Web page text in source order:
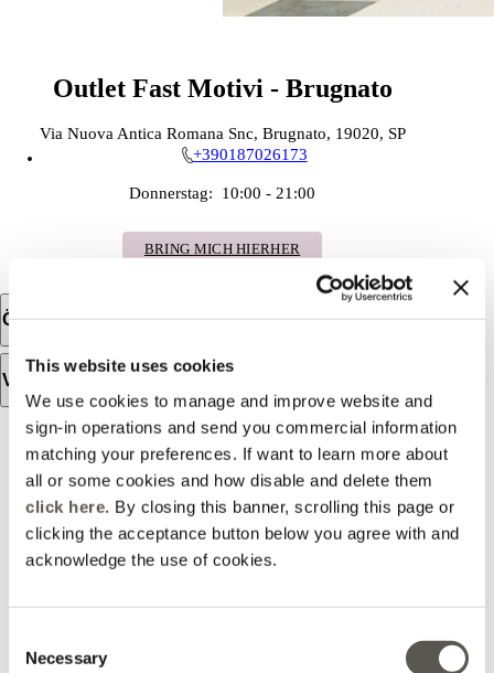
This website uses cookies
We use cookies to manage and improve website and
sign-in operations and send you commercial information
matching your preferences. If want to learn more about
all or some cookies and how disable and delete them
click here. By closing this banner, scrolling this page or
clicking the acceptance button below you agree with and
acknowledge the use of cookies.
Selection
Necessary
Outlet Fast Motivi - Brugnato
Via Nuova Antica Romana Snc, Brugnato, 19020, SP
+390187026173
Donnerstag: 10:00 - 21:00
BRING MICH HIERHER
Öffnungszeiten
VerfÜgbare dienstleistungen
BEWERTUNGEN
Die Bewertungen werden nicht verifiziert, sondern aus Google Business Profile
importiert.